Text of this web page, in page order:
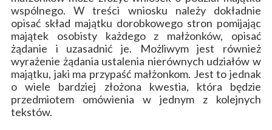
wspólnego. W treści wniosku należy dokładnie
opisać skład majątku dorobkowego stron pomijając
majątek osobisty każdego z małżonków, opisać
żądanie i uzasadnić je. Możliwym jest również
wyrażenie żądania ustalenia nierównych udziałów w
majątku, jaki ma przypaść małżonkom. Jest to jednak
o wiele bardziej złożona kwestia, która będzie
przedmiotem omówienia w jednym z kolejnych
tekstów.